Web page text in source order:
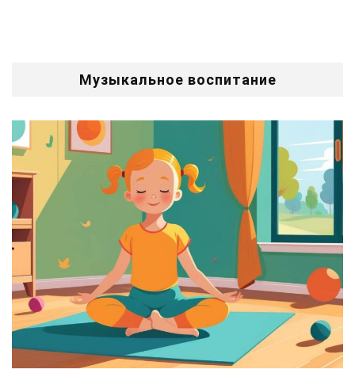
Музыкальное воспитание